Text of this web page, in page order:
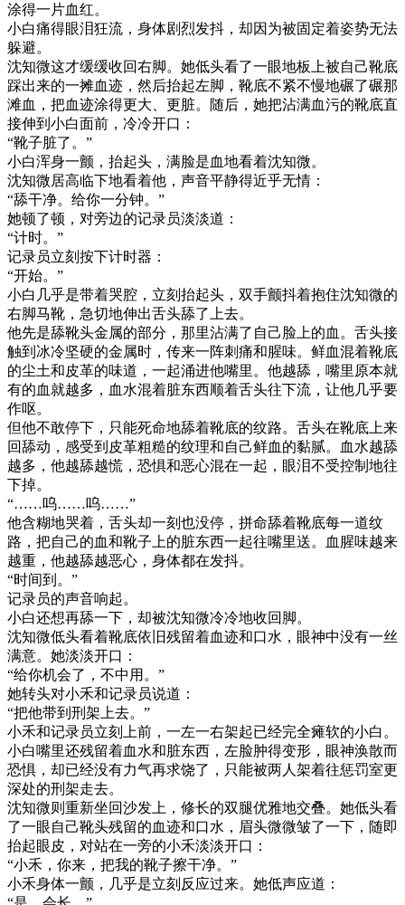
涂得一片血红。
小白痛得眼泪狂流，身体剧烈发抖，却因为被固定着姿势无法
躲避。
沈知微这才缓缓收回右脚。她低头看了一眼地板上被自己靴底
踩出来的一摊血迹，然后抬起左脚，靴底不紧不慢地碾了碾那
滩血，把血迹涂得更大、更脏。随后，她把沾满血污的靴底直
接伸到小白面前，冷冷开口：
“靴子脏了。”
小白浑身一颤，抬起头，满脸是血地看着沈知微。
沈知微居高临下地看着他，声音平静得近乎无情：
“舔干净。给你一分钟。”
她顿了顿，对旁边的记录员淡淡道：
“计时。”
记录员立刻按下计时器：
“开始。”
小白几乎是带着哭腔，立刻抬起头，双手颤抖着抱住沈知微的
右脚马靴，急切地伸出舌头舔了上去。
他先是舔靴头金属的部分，那里沾满了自己脸上的血。舌头接
触到冰冷坚硬的金属时，传来一阵刺痛和腥味。鲜血混着靴底
的尘土和皮革的味道，一起涌进他嘴里。他越舔，嘴里原本就
有的血就越多，血水混着脏东西顺着舌头往下流，让他几乎要
作呕。
但他不敢停下，只能死命地舔着靴底的纹路。舌头在靴底上来
回舔动，感受到皮革粗糙的纹理和自己鲜血的黏腻。血水越舔
越多，他越舔越慌，恐惧和恶心混在一起，眼泪不受控制地往
下掉。
“……呜……呜……”
他含糊地哭着，舌头却一刻也没停，拼命舔着靴底每一道纹
路，把自己的血和靴子上的脏东西一起往嘴里送。血腥味越来
越重，他越舔越恶心，身体都在发抖。
“时间到。”
记录员的声音响起。
小白还想再舔一下，却被沈知微冷冷地收回脚。
沈知微低头看着靴底依旧残留着血迹和口水，眼神中没有一丝
满意。她淡淡开口：
“给你机会了，不中用。”
她转头对小禾和记录员说道：
“把他带到刑架上去。”
小禾和记录员立刻上前，一左一右架起已经完全瘫软的小白。
小白嘴里还残留着血水和脏东西，左脸肿得变形，眼神涣散而
恐惧，却已经没有力气再求饶了，只能被两人架着往惩罚室更
深处的刑架走去。
沈知微则重新坐回沙发上，修长的双腿优雅地交叠。她低头看
了一眼自己靴头残留的血迹和口水，眉头微微皱了一下，随即
抬起眼皮，对站在一旁的小禾淡淡开口：
“小禾，你来，把我的靴子擦干净。”
小禾身体一颤，几乎是立刻反应过来。她低声应道：